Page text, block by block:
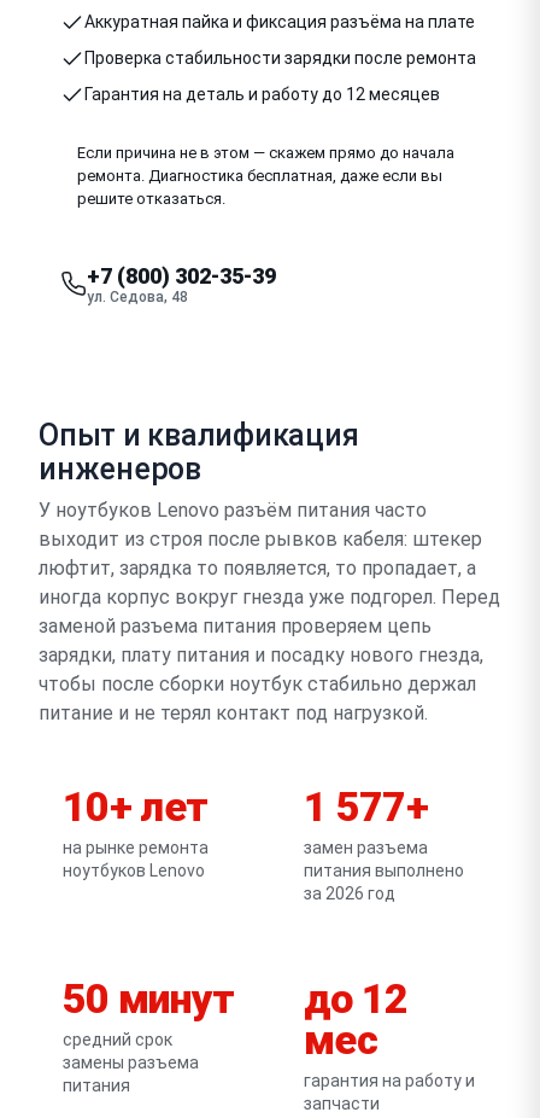
Аккуратная пайка и фиксация разъёма на плате
Проверка стабильности зарядки после ремонта
Гарантия на деталь и работу до 12 месяцев
Если причина не в этом — скажем прямо до начала
ремонта. Диагностика бесплатная, даже если вы
решите отказаться.
+7 (800) 302-35-39
ул. Седова, 48
Опыт и квалификация
инженеров
У ноутбуков Lenovo разъём питания часто
выходит из строя после рывков кабеля: штекер
люфтит, зарядка то появляется, то пропадает, а
иногда корпус вокруг гнезда уже подгорел. Перед
заменой разъема питания проверяем цепь
зарядки, плату питания и посадку нового гнезда,
чтобы после сборки ноутбук стабильно держал
питание и не терял контакт под нагрузкой.
10+ лет
на рынке ремонта
ноутбуков Lenovo
1 577+
замен разъема
питания выполнено
за 2026 год
50 минут
средний срок
замены разъема
питания
до 12
мес
гарантия на работу и
запчасти